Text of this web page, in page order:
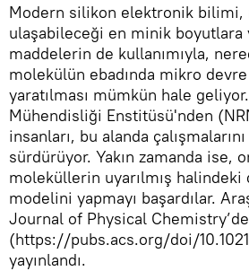
Modern silikon elektronik bilimi,
ulaşabileceği en minik boyutlara
maddelerin de kullanımıyla,
molekülün ebadında mikro
yaratılması mümkün hale
Mühendisliği Enstitüsü'nden
insanları, bu alanda
sürdürüyor. Yakın zamanda ise,
moleküllerin uyarılmış
modelini yapmayı başardılar.
Journal of Physical Chemistry’de
(https://pubs.acs.org/doi/
yayınlandı.